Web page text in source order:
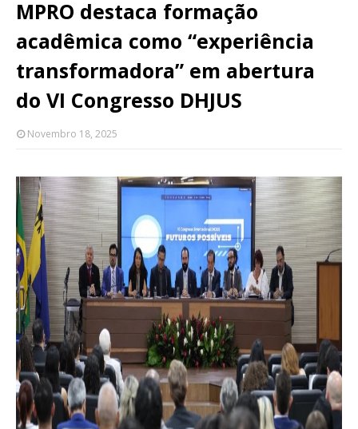
MPRO destaca formação
acadêmica como “experiência
transformadora” em abertura
do VI Congresso DHJUS
Novembro 18, 2025